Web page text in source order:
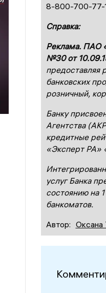
8-800-700-77-
Справка:
Реклама. ПАО
№30 от
предоставляя
банковских
розничный,
Банку
Агентства
кредитные
«Эксперт РА»
услуг Банка
состоянию на
банкоматов.
Автор: Оксана